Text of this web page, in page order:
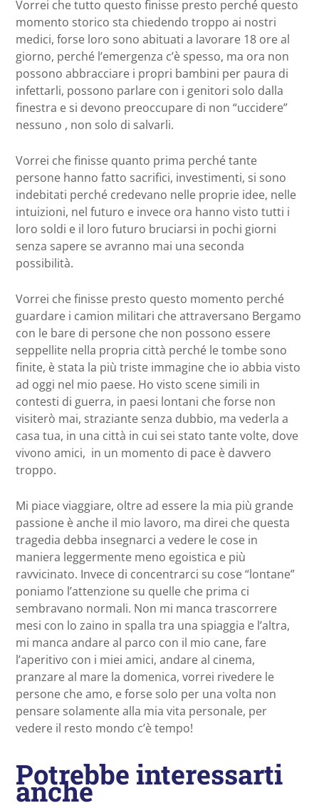
Vorrei che tutto questo finisse presto perché questo
momento storico sta chiedendo troppo ai nostri
medici, forse loro sono abituati a lavorare 18 ore al
giorno, perché l’emergenza c’è spesso, ma ora non
possono abbracciare i propri bambini per paura di
infettarli, possono parlare con i genitori solo dalla
finestra e si devono preoccupare di non “uccidere”
nessuno , non solo di salvarli.
Vorrei che finisse quanto prima perché tante
persone hanno fatto sacrifici, investimenti, si sono
indebitati perché credevano nelle proprie idee, nelle
intuizioni, nel futuro e invece ora hanno visto tutti i
loro soldi e il loro futuro bruciarsi in pochi giorni
senza sapere se avranno mai una seconda
possibilità.
Vorrei che finisse presto questo momento perché
guardare i camion militari che attraversano Bergamo
con le bare di persone che non possono essere
seppellite nella propria città perché le tombe sono
finite, è stata la più triste immagine che io abbia visto
ad oggi nel mio paese. Ho visto scene simili in
contesti di guerra, in paesi lontani che forse non
visiterò mai, straziante senza dubbio, ma vederla a
casa tua, in una città in cui sei stato tante volte, dove
vivono amici, in un momento di pace è davvero
troppo.
Mi piace viaggiare, oltre ad essere la mia più grande
passione è anche il mio lavoro, ma direi che questa
tragedia debba insegnarci a vedere le cose in
maniera leggermente meno egoistica e più
ravvicinato. Invece di concentrarci su cose “lontane”
poniamo l’attenzione su quelle che prima ci
sembravano normali. Non mi manca trascorrere
mesi con lo zaino in spalla tra una spiaggia e l’altra,
mi manca andare al parco con il mio cane, fare
l’aperitivo con i miei amici, andare al cinema,
pranzare al mare la domenica, vorrei rivedere le
persone che amo, e forse solo per una volta non
pensare solamente alla mia vita personale, per
vedere il resto mondo c’è tempo!
Potrebbe interessarti
anche